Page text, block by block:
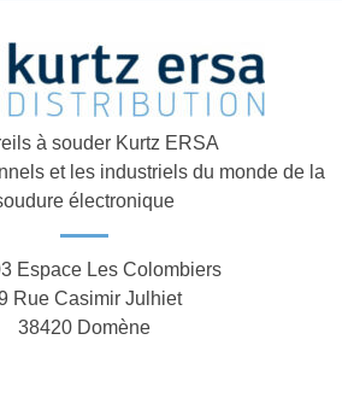
à souder Kurtz ERSA
et les industriels du monde de la
électronique
Espace Les Colombiers
Rue Casimir Julhiet
38420 Domène